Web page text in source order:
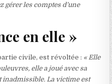
gérer les comptes d’une
en elle »
civile, est révoltée : « Elle
elle a joué avec sa
inadmissible. La victime est